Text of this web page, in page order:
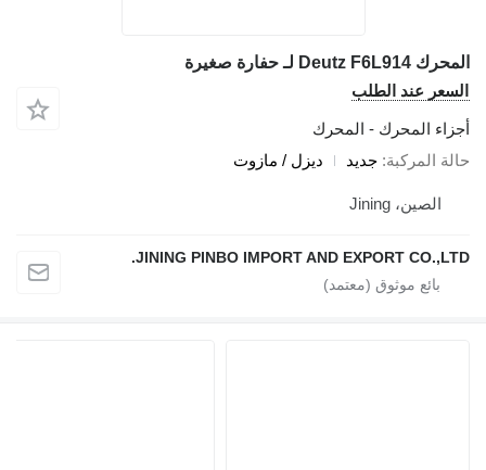
المحرك Deutz F6L914 لـ حفارة صغيرة
السعر عند الطلب
أجزاء المحرك - المحرك
حالة المركبة جديد ديزل / مازوت
الصين، Jining
JINING PINBO IMPORT AND EXPORT CO.,LTD.